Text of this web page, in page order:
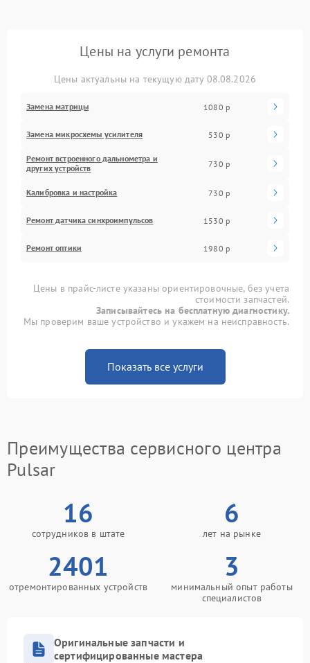
Цены на услуги ремонта
Цены актуальны на текущую дату 08.08.2026
Замена матрицы 1080 р
Замена микросхемы усилителя 530 р
Ремонт встроенного дальнометра и
других устройств
730 р
Калибровка и настройка 730 р
Ремонт датчика синхроимпульсов 1530 р
Ремонт оптики 1980 р
Цены в прайс-листе указаны ориентировочные, без учета
стоимости запчастей.
Записывайтесь на бесплатную диагностику.
Мы проверим ваше устройство и укажем на неисправность.
Показать все услуги
Преимущества сервисного центра
Pulsar
16
сотрудников в штате
6
лет на рынке
2401
отремонтированных устройств
3
минимальный опыт работы
специалистов
Оригинальные запчасти и
сертифицированные мастера